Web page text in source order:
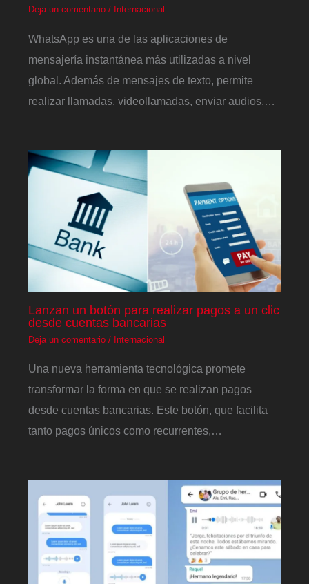
Deja un comentario / Internacional
WhatsApp es una de las aplicaciones de
mensajería instantánea más utilizadas a nivel
global. Además de mensajes de texto, permite
realizar llamadas, videollamadas, enviar audios,…
Lanzan un botón para realizar pagos a un clic
desde cuentas bancarias
Deja un comentario / Internacional
Una nueva herramienta tecnológica promete
transformar la forma en que se realizan pagos
desde cuentas bancarias. Este botón, que facilita
tanto pagos únicos como recurrentes,…